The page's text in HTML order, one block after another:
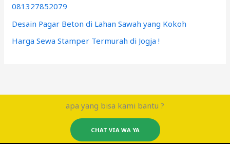
081327852079
Desain Pagar Beton di Lahan Sawah yang Kokoh
Harga Sewa Stamper Termurah di Jogja !
apa yang bisa kami bantu ?
CHAT VIA WA YA